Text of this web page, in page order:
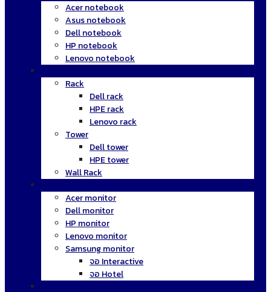
Acer notebook
Asus notebook
Dell notebook
HP notebook
Lenovo notebook
Rack
Dell rack
HPE rack
Lenovo rack
Tower
Dell tower
HPE tower
Wall Rack
Acer monitor
Dell monitor
HP monitor
Lenovo monitor
Samsung monitor
จอ Interactive
จอ Hotel